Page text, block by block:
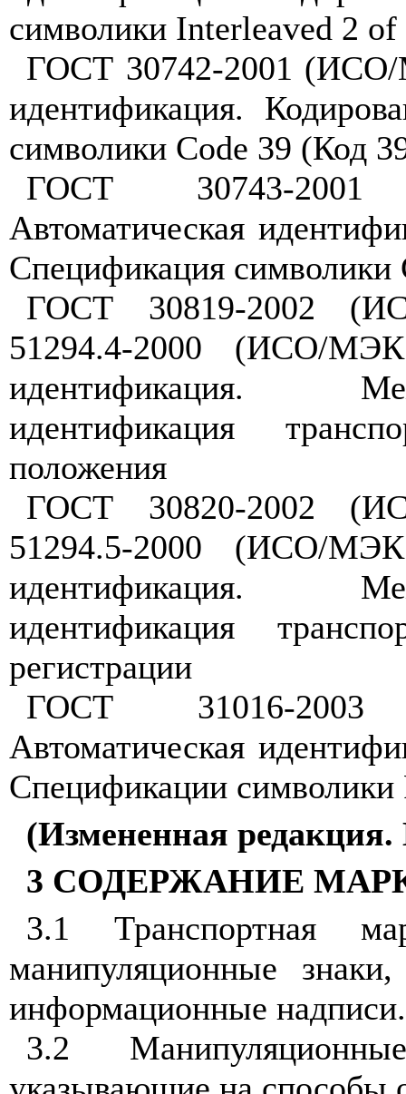
символики Interleaved 2 of
ГОСТ 30742-2001 (ИСО/
идентификация.
символики Code 39 (Код
ГОСТ 30743-
Автоматическая
Спецификация символики
ГОСТ 30819-2002
51294.4-2000 (ИСО/МЭК
идентификация.
идентификация
положения
ГОСТ 30820-2002
51294.5-2000 (ИСО/МЭК
идентификация.
идентификация
регистрации
ГОСТ 31016-
Автоматическая
Спецификации символики
(Измененная
3 СОДЕРЖАНИЕ
3.1 Транспортная
манипуляционные
информационные надписи.
3.2